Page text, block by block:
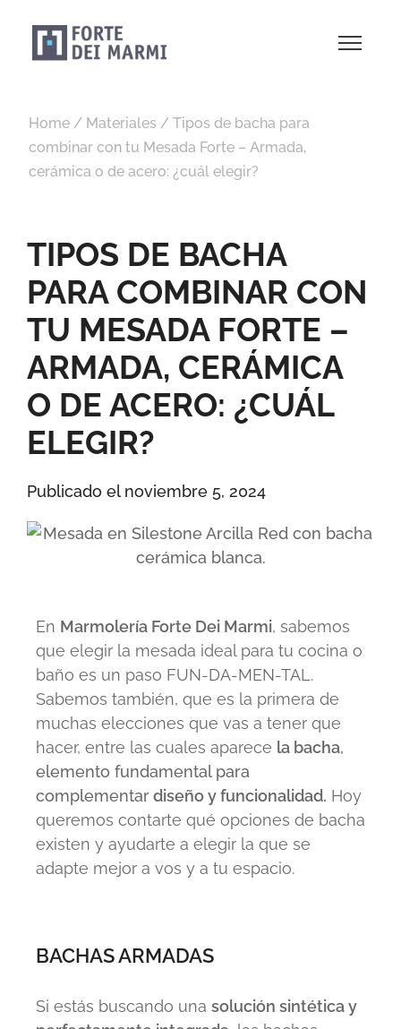
Home / Materiales /Tipos de bacha para
combinar con tu Mesada Forte – Armada,
cerámica o de acero: ¿cuál elegir?
TIPOS DE BACHA
PARA COMBINAR CON
TU MESADA FORTE –
ARMADA, CERÁMICA
O DE ACERO: ¿CUÁL
ELEGIR?
Publicado el noviembre 5, 2024
En Marmolería Forte Dei Marmi, sabemos
que elegir la mesada ideal para tu cocina o
baño es un paso FUN-DA-MEN-TAL.
Sabemos también, que es la primera de
muchas elecciones que vas a tener que
hacer, entre las cuales aparece la bacha,
elemento fundamental para
complementardiseño y funcionalidad. Hoy
queremos contarte qué opciones de bacha
existen y ayudarte a elegir la que se
adapte mejor a vos y a tu espacio.
BACHAS ARMADAS
Si estás buscando una solución sintética y